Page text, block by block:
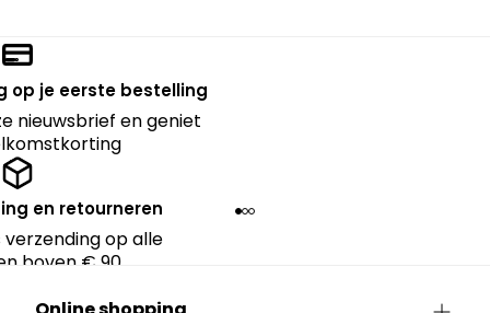
op je eerste bestelling
nieuwsbrief en geniet
en retourneren
op alle
boven € 90.